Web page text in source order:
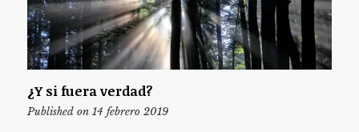
¿Y si fuera verdad?
Published on 14 febrero 2019